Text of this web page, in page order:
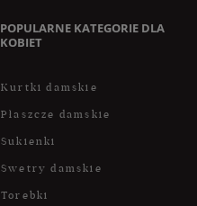
POPULARNE KATEGORIE DLA
KOBIET
Kurtki damskie
Płaszcze damskie
Sukienki
Swetry damskie
Torebki